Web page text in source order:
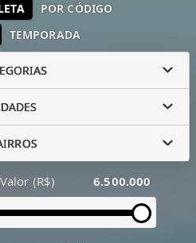
TEMPORADA
POR CÓDIGO
Valor (R$) 6.500.000